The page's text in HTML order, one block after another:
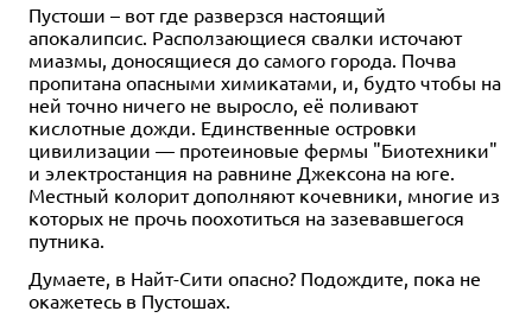
Пустоши – вот где разверзся настоящий
апокалипсис. Расползающиеся свалки источают
миазмы, доносящиеся до самого города. Почва
пропитана опасными химикатами, и, будто чтобы на
ней точно ничего не выросло, её поливают
кислотные дожди. Единственные островки
цивилизации — протеиновые фермы "Биотехники"
и электростанция на равнине Джексона на юге.
Местный колорит дополняют кочевники, многие из
которых не прочь поохотиться на зазевавшегося
путника.
Думаете, в Найт-Сити опасно? Подождите, пока не
окажетесь в Пустошах.